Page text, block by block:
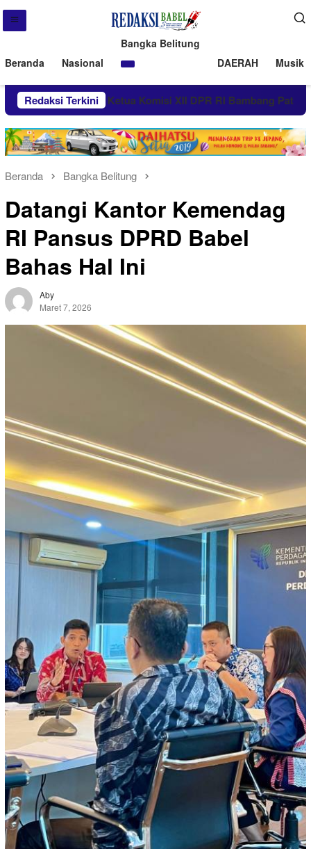
Beranda Nasional
Bangka Belitung
DAERAH
Musik
Redaksi Terkini
Membara, Ketua Komisi XII DPR RI Bambang Patijaya
Beranda Bangka Belitung
Datangi Kantor Kemendag
RI Pansus DPRD Babel
Bahas Hal Ini
Aby
Maret 7, 2026